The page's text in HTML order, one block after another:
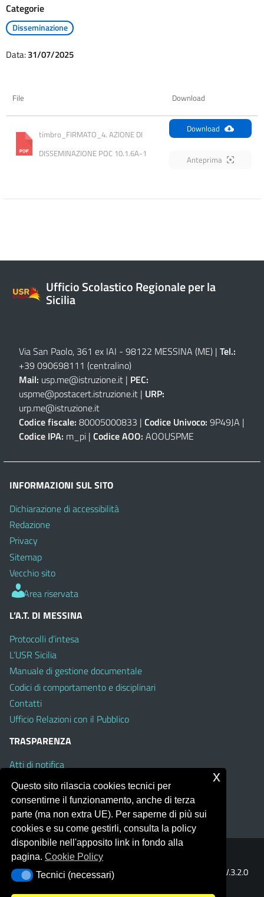
Categorie
Disseminazione
Data:31/07/2025
File Download
timbro_FIRMATO_4. AZIONE DI
DISSEMINAZIONE POC 10.1.6A-1
Download
Anteprima
Ufficio Scolastico Regionale per la
Sicilia
Via San Paolo, 361 ex IAI - 98122 MESSINA (ME) | Tel.:
+39 090698111 (centralino)
Mail: usp.me@istruzione.it | PEC:
uspme@postacert.istruzione.it | URP:
urp.me@istruzione.it
Codice fiscale: 80005000833 | Codice Univoco: 9P49JA |
Codice IPA: m_pi | Codice AOO: AOOUSPME
INFORMAZIONI SUL SITO
Dichiarazione di accessibilità
Redazione
Privacy
Sitemap
Vecchio sito
Area riservata
L’A.T. DI MESSINA
Protocolli d’intesa
L’USR Sicilia
Manuale di gestione documentale
Codici di comportamento e disciplinari
Contatti
Ufficio Relazioni con il Pubblico
TRASPARENZA
Atti di notifica
Albo on line
Amministrazione Trasparente
Obiettivi di Accessibilità
Portale realizzato con la piattaforma
Template Italia configurato sul tema accessibile
V.3.2.0
(Mizar)
Questo sito rilascia cookies tecnici per
consentirne il funzionamento, anche di terza
parte (ma non extra UE). Per saperne di più sui
cookies e su come gestirli, consulta la policy
disponibile nell'apposito link in fondo alla
pagina.Cookie Policy
Tecnici (necessari)
Tecnici (necessari)
x